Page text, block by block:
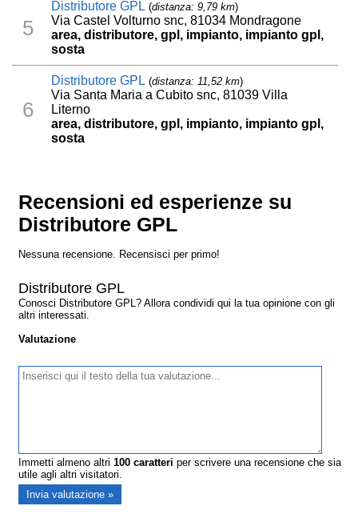
5
Distributore GPL (distanza: 9,79 km)
Via Castel Volturno snc, 81034 Mondragone
area, distributore, gpl, impianto, impianto gpl,
sosta
6
Distributore GPL (distanza: 11,52 km)
Via Santa Maria a Cubito snc, 81039 Villa
Literno
area, distributore, gpl, impianto, impianto gpl,
sosta
Recensioni ed esperienze su
Distributore GPL
Nessuna recensione. Recensisci per primo!
Distributore GPL
Conosci Distributore GPL? Allora condividi qui la tua opinione con gli
altri interessati.
Valutazione
Immetti almeno altri100 caratteri per scrivere una recensione che sia
utile agli altri visitatori.